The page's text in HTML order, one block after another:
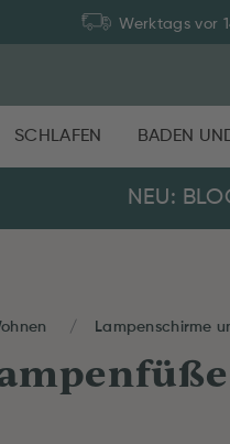
Werktags vor
SCHLAFEN BADEN
NEU:
Lampenschirme